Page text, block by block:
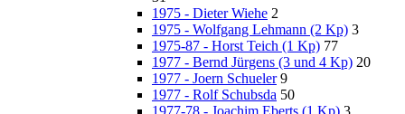
1975 - Dieter Wiehe 2
1975 - Wolfgang Lehmann (2 Kp) 3
1975-87 - Horst Teich (1 Kp) 77
1977 - Bernd Jürgens (3 und 4 Kp) 20
1977 - Joern Schueler 9
1977 - Rolf Schubsda 50
1977-78 - Joachim Eberts (1 Kp) 3